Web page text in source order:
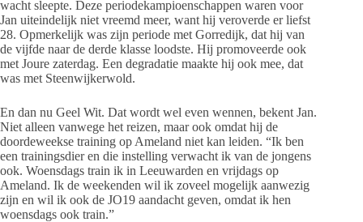
wacht sleepte. Deze periodekampioenschappen waren voor
Jan uiteindelijk niet vreemd meer, want hij veroverde er liefst
28. Opmerkelijk was zijn periode met Gorredijk, dat hij van
de vijfde naar de derde klasse loodste. Hij promoveerde ook
met Joure zaterdag. Een degradatie maakte hij ook mee, dat
was met Steenwijkerwold.
En dan nu Geel Wit. Dat wordt wel even wennen, bekent Jan.
Niet alleen vanwege het reizen, maar ook omdat hij de
doordeweekse training op Ameland niet kan leiden. “Ik ben
een trainingsdier en die instelling verwacht ik van de jongens
ook. Woensdags train ik in Leeuwarden en vrijdags op
Ameland. Ik de weekenden wil ik zoveel mogelijk aanwezig
zijn en wil ik ook de JO19 aandacht geven, omdat ik hen
woensdags ook train.”